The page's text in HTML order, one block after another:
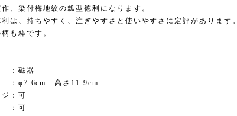
、染付梅地紋の瓢型徳利になります。
は、持ちやすく、注ぎやすさと使いやすさに定評があります。
も粋です。
磁器
φ7.6cm 高さ11.9cm
：可
：可